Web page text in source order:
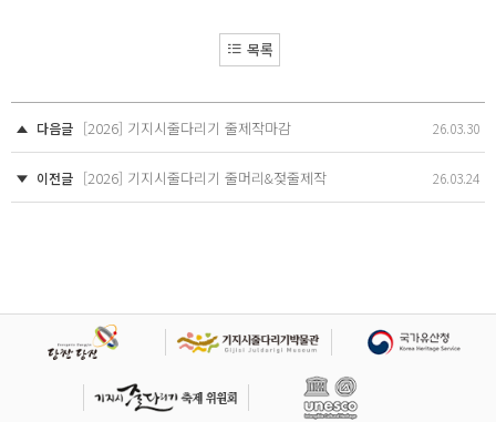
목록
다음글 [2026] 기지시줄다리기 줄제작마감 26.03.30
이전글 [2026] 기지시줄다리기 줄머리&젖줄제작 26.03.24